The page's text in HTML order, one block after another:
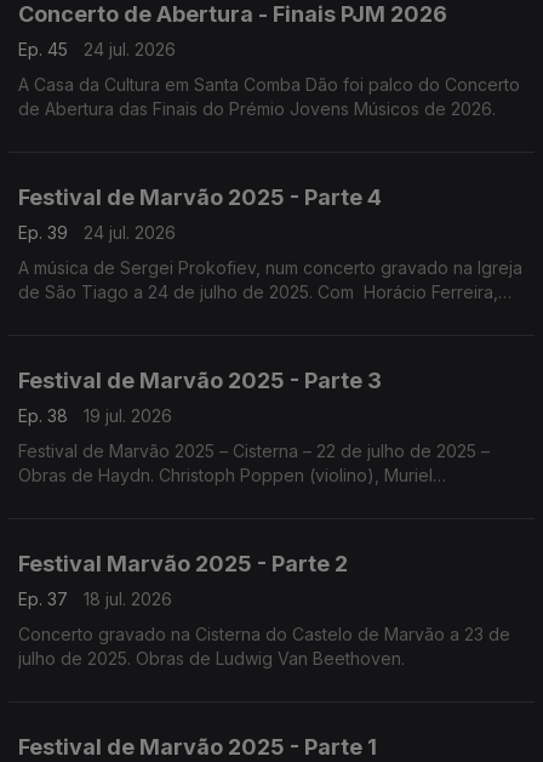
Concerto de Abertura - Finais PJM 2026
Ep. 45
24 jul. 2026
A Casa da Cultura em Santa Comba Dão foi palco do Concerto
de Abertura das Finais do Prémio Jovens Músicos de 2026.
Festival de Marvão 2025 - Parte 4
Ep. 39
24 jul. 2026
A música de Sergei Prokofiev, num concerto gravado na Igreja
de São Tiago a 24 de julho de 2025. Com Horácio Ferreira,
Festival de Marvão 2025 - Parte 3
Ep. 38
19 jul. 2026
Festival de Marvão 2025 – Cisterna – 22 de julho de 2025 –
Obras de Haydn. Christoph Poppen (violino), Muriel
Festival Marvão 2025 - Parte 2
Ep. 37
18 jul. 2026
Concerto gravado na Cisterna do Castelo de Marvão a 23 de
julho de 2025. Obras de Ludwig Van Beethoven.
Festival de Marvão 2025 - Parte 1